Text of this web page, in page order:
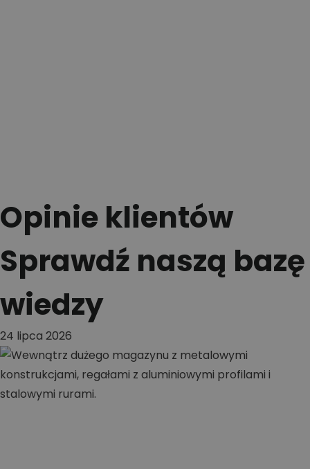
Opinie klientów
Sprawdź naszą bazę
wiedzy
24 lipca 2026